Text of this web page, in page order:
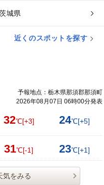
城県
近くのスポットを探す
予報地点：栃木県那須郡那須町
2026年08月07日 06時00分発表
32℃[+3] 24℃[+5]
31℃[-1] 23℃[+1]
気をみる